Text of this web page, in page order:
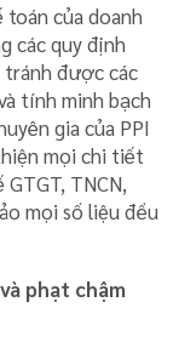
toán của doanh
các quy định
tránh được các
tính minh bạch
gia của PPI
mọi chi tiết
TNCN,
mọi số liệu đều
phạt chậm